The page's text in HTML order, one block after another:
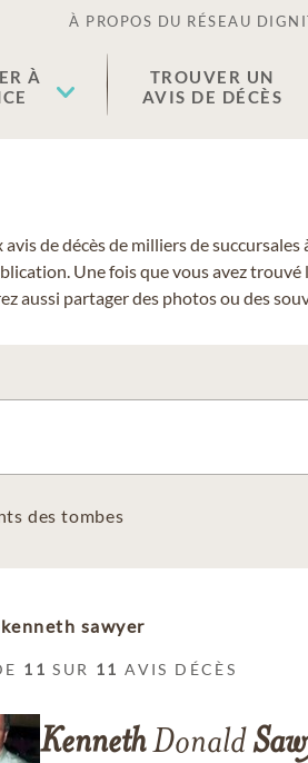
À PROPOS DU RÉSEAU
À
TROUVER UN
AVIS DE DÉCÈS
de décès de milliers de
Une fois que vous avez trouvé
partager des photos ou des
des tombes
kenneth sawyer
11 SUR 11 AVIS DÉCÈS
KennethDonald